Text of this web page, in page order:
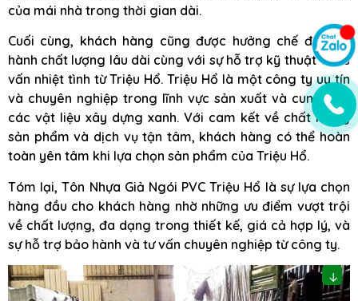
của mái nhà trong thời gian dài.
Cuối cùng, khách hàng cũng được hưởng chế độ bảo
hành chất lượng lâu dài cùng với sự hỗ trợ kỹ thuật và tư
vấn nhiệt tình từ Triệu Hổ. Triệu Hổ là một công ty uy tín
và chuyên nghiệp trong lĩnh vực sản xuất và cung cấp
các vật liệu xây dựng xanh. Với cam kết về chất lượng
sản phẩm và dịch vụ tận tâm, khách hàng có thể hoàn
toàn yên tâm khi lựa chọn sản phẩm của Triệu Hổ.
Tóm lại, Tôn Nhựa Giả Ngói PVC Triệu Hổ là sự lựa chọn
hàng đầu cho khách hàng nhờ những ưu điểm vượt trội
về chất lượng, đa dạng trong thiết kế, giá cả hợp lý, và
sự hỗ trợ bảo hành và tư vấn chuyên nghiệp từ công ty.
↓